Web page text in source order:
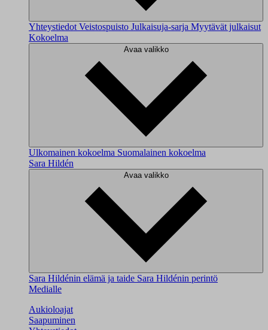
Yhteystiedot Veistospuisto Julkaisuja-sarja Myytävät julkaisut
Kokoelma
Avaa valikko
Ulkomainen kokoelma Suomalainen kokoelma
Sara Hildén
Avaa valikko
Sara Hildénin elämä ja taide Sara Hildénin perintö
Medialle
Aukioloajat
Saapuminen